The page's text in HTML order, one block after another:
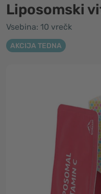
Liposomski
Vsebina: 10 vrečk
AKCIJA TEDNA